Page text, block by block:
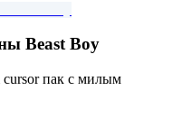
Beast Boy
cursor пак с милым